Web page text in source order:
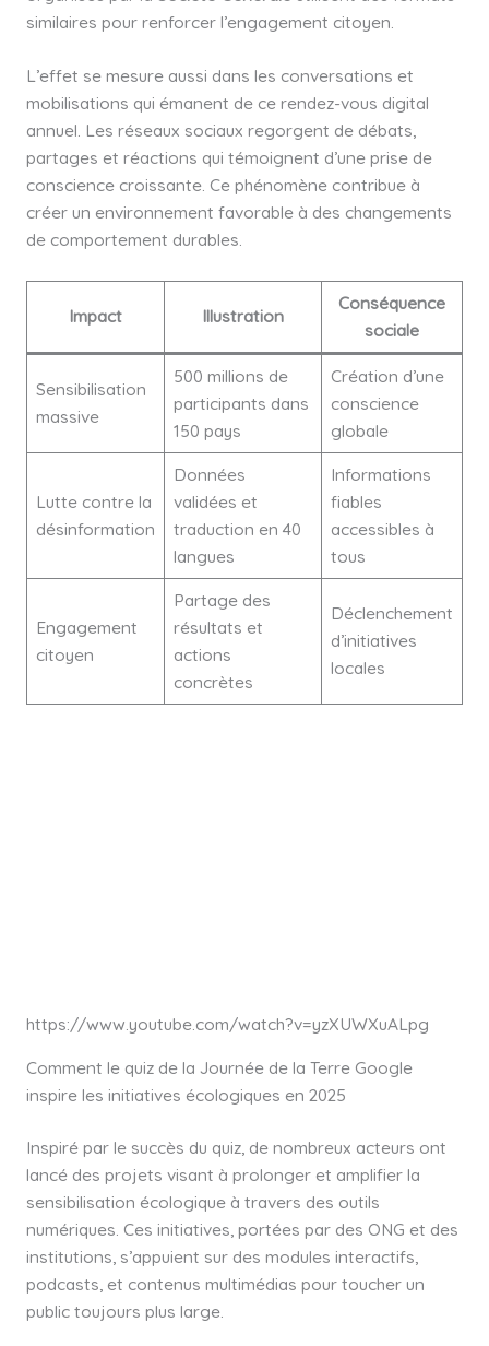
similaires pour renforcer l’engagement citoyen.
L’effet se mesure aussi dans les conversations et
mobilisations qui émanent de ce rendez-vous digital
annuel. Les réseaux sociaux regorgent de débats,
partages et réactions qui témoignent d’une prise de
conscience croissante. Ce phénomène contribue à
créer un environnement favorable à des changements
de comportement durables.
Impact Illustration
Conséquence
sociale
Sensibilisation
massive
500 millions de
participants dans
150 pays
Création d’une
conscience
globale
Lutte contre la
désinformation
Données
validées et
traduction en 40
langues
Informations
fiables
accessibles à
tous
Engagement
citoyen
Partage des
résultats et
actions
concrètes
Déclenchement
d’initiatives
locales
https://www.youtube.com/watch?v=yzXUWXuALpg
Comment le quiz de la Journée de la Terre Google
inspire les initiatives écologiques en 2025
Inspiré par le succès du quiz, de nombreux acteurs ont
lancé des projets visant à prolonger et amplifier la
sensibilisation écologique à travers des outils
numériques. Ces initiatives, portées par des ONG et des
institutions, s’appuient sur des modules interactifs,
podcasts, et contenus multimédias pour toucher un
public toujours plus large.